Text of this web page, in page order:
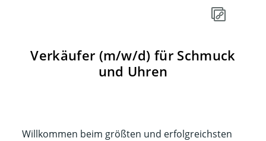
Verkäufer (m/w/d) für Schmuck
und Uhren
Willkommen beim größten und erfolgreichsten